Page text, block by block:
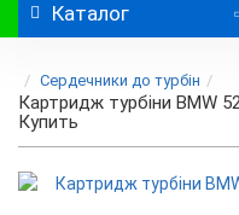
Каталог
Сердечники до турбін
Картридж турбіни BMW
Купить